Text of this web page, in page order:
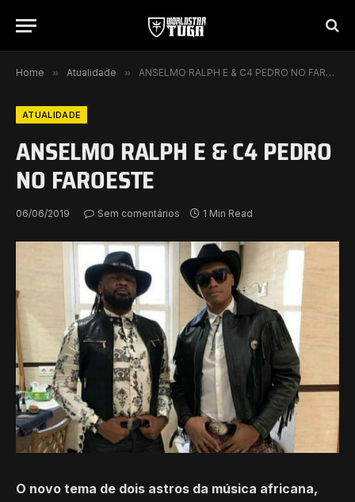
Home » Atualidade » ANSELMO RALPH E & C4 PEDRO NO FAROESTE
ATUALIDADE
ANSELMO RALPH E & C4 PEDRO
NO FAROESTE
06/06/2019 Sem comentários 1 Min Read
O novo tema de dois astros da música africana,